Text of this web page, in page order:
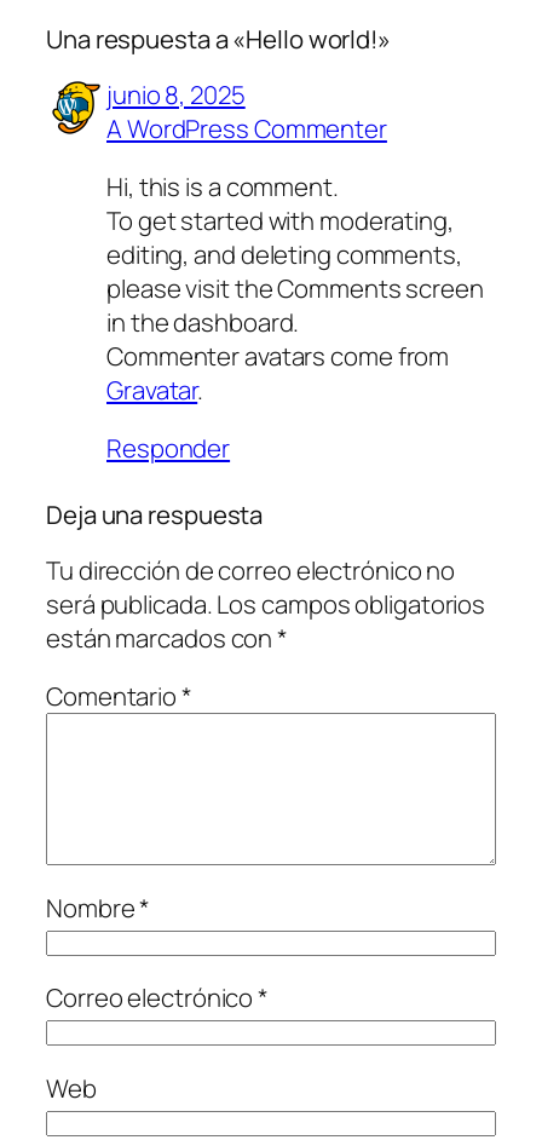
Una respuesta a «Hello world!»
junio 8, 2025
A WordPress Commenter
Hi, this is a comment.
To get started with moderating,
editing, and deleting comments,
please visit the Comments screen
in the dashboard.
Commenter avatars come from
Gravatar.
Responder
Deja una respuesta
Tu dirección de correo electrónico no
será publicada.Los campos obligatorios
están marcados con*
Comentario*
Nombre*
Correo electrónico*
Web